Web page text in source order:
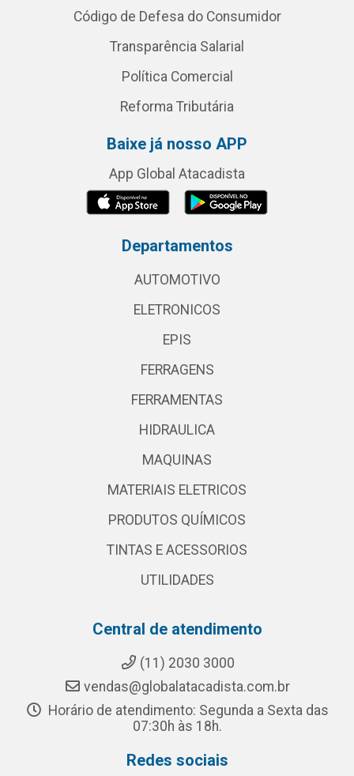
Código de Defesa do Consumidor
Transparência Salarial
Política Comercial
Reforma Tributária
Baixe já nosso APP
App Global Atacadista
Departamentos
AUTOMOTIVO
ELETRONICOS
EPIS
FERRAGENS
FERRAMENTAS
HIDRAULICA
MAQUINAS
MATERIAIS ELETRICOS
PRODUTOS QUÍMICOS
TINTAS E ACESSORIOS
UTILIDADES
Central de atendimento
(11) 2030 3000
vendas@globalatacadista.com.br
Horário de atendimento: Segunda a Sexta das
07:30h às 18h.
Redes sociais